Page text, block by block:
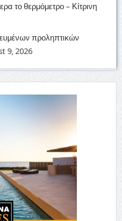
το θερμόμετρο – Κίτρινη
προληπτικών
9, 2026